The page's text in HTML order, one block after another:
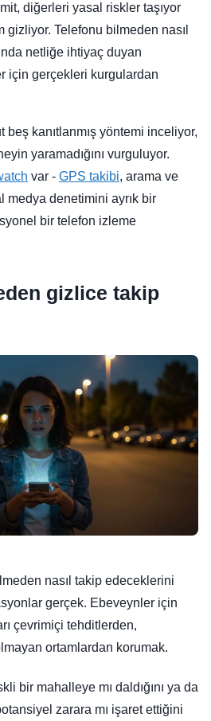
mit, diğerleri yasal riskler taşıyor
gizliyor. Telefonu bilmeden nasıl
netliğe ihtiyaç duyan
için gerçekleri kurgulardan
beş kanıtlanmış yöntemi inceliyor,
yaramadığını vurguluyor.
var - GPS takibi, arama ve
medya denetimini ayrık bir
bir telefon izleme
gizlice takip
nasıl takip edeceklerini
gerçek. Ebeveynler için
çevrimiçi tehditlerden,
ortamlardan korumak.
bir mahalleye mı daldığını ya da
zarara mı işaret ettiğini